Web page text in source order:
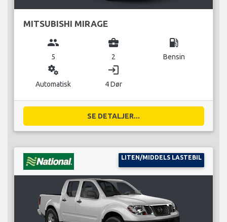
MITSUBISHI MIRAGE
group
5
business_center
2
local_gas_station
Bensin
miscellaneous_services
Automatisk
login
4 Dør
SE DETALJER...
LITEN/MIDDELS LASTEBIL